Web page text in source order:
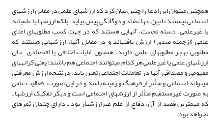
همچنین می­توان این ادعا را چنین بیان کرد که ارزش­های علمی در مقابل ارزش­های
اجتماعی نیستند تا بین آنها تضاد و دوگانگی پیش بیاید؛ بلکه ارزش­ها یا علمی­اند
یا غیرعلمی. دسته نخست، آنهایی هستند که در جهت کسب مطلوب­های اعلای
علمی (ازجمله صدق) ارزش یافته­اند و در مقابل آنها، ارزش­هایی هستند که
مطلوبی به­جز مطلوب­های علمی دارند، همچون غایات اخلاقی یا اقتصادی. حال
ارزش­های علمی یا غیرعلمی هر کدام می­توانند اجتماعی هم باشند؛ یعنی کرانه­های
مفهومی و مصداقی آنها در تعاملات اجتماعی تعین یابد. درنتیجه ارزش معرفتی
می­تواند اجتماعی و متأثر از فرهنگ و زمینه باشد و در این صورت، فعالیت علمی
به صورت غیرمستقیم متأثر از ارزش­های اجتماعی است و دیگر تفکیک ارزش­ها ـ
که مهمترین قصد از آن، دفاع از علم غیرارزش­بار بود ـ دارای چندان ثمره­ای
نخواهد بود.